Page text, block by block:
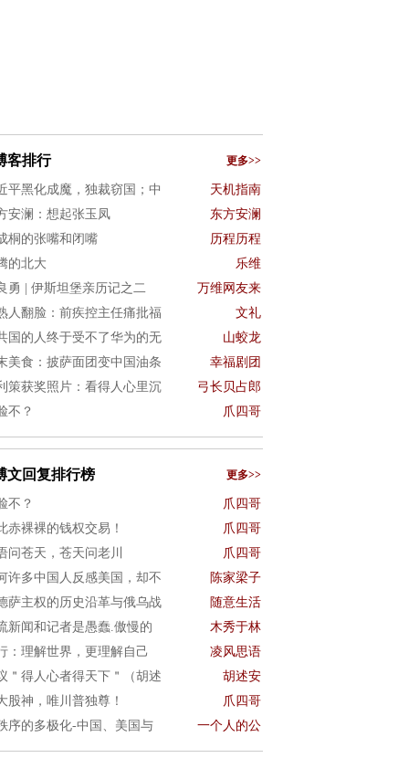
客排行 更多>>
平黑化成魔，独裁窃国；中
天机指南
安澜：想起张玉凤
东方安澜
桐的张嘴和闭嘴
历程历程
的北大
乐维
勇 | 伊斯坦堡亲历记之二
万维网友来
人翻脸：前疾控主任痛批福
文礼
国的人终于受不了华为的无
山蛟龙
美食：披萨面团变中国油条
幸福剧团
策获奖照片：看得人心里沉
弓长贝占郎
不？
爪四哥
文回复排行榜 更多>>
不？
爪四哥
赤裸裸的钱权交易！
爪四哥
问苍天，苍天问老川
爪四哥
许多中国人反感美国，却不
陈家梁子
萨主权的历史沿革与俄乌战
随意生活
新闻和记者是愚蠢.傲慢的
木秀于林
：理解世界，更理解自己
凌风思语
＂得人心者得天下＂（胡述
胡述安
股神，唯川普独尊！
爪四哥
序的多极化-中国、美国与
一个人的公